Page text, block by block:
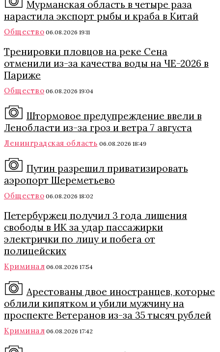
Мурманская область в четыре раза
нарастила экспорт рыбы и краба в Китай
Общество 06.08.2026 19:11
Тренировки пловцов на реке Сена
отменили из-за качества воды на ЧЕ-2026 в
Париже
Общество 06.08.2026 19:04
Штормовое предупреждение ввели в
Ленобласти из-за гроз и ветра 7 августа
Ленинградская область 06.08.2026 18:49
Путин разрешил приватизировать
аэропорт Шереметьево
Общество 06.08.2026 18:02
Петербуржец получил 3 года лишения
свободы в ИК за удар пассажирки
электрички по лицу и побега от
полицейских
Криминал 06.08.2026 17:54
Арестованы двое иностранцев, которые
облили кипятком и убили мужчину на
проспекте Ветеранов из-за 35 тысяч рублей
Криминал 06.08.2026 17:42